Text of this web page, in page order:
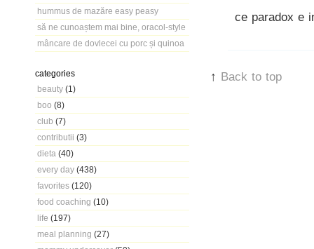
hummus de mazăre easy peasy
să ne cunoaștem mai bine, oracol-style
mâncare de dovlecei cu porc și quinoa
categories
beauty (1)
boo (8)
club (7)
contributii (3)
dieta (40)
every day (438)
favorites (120)
food coaching (10)
life (197)
meal planning (27)
ce paradox e
↑ Back to top